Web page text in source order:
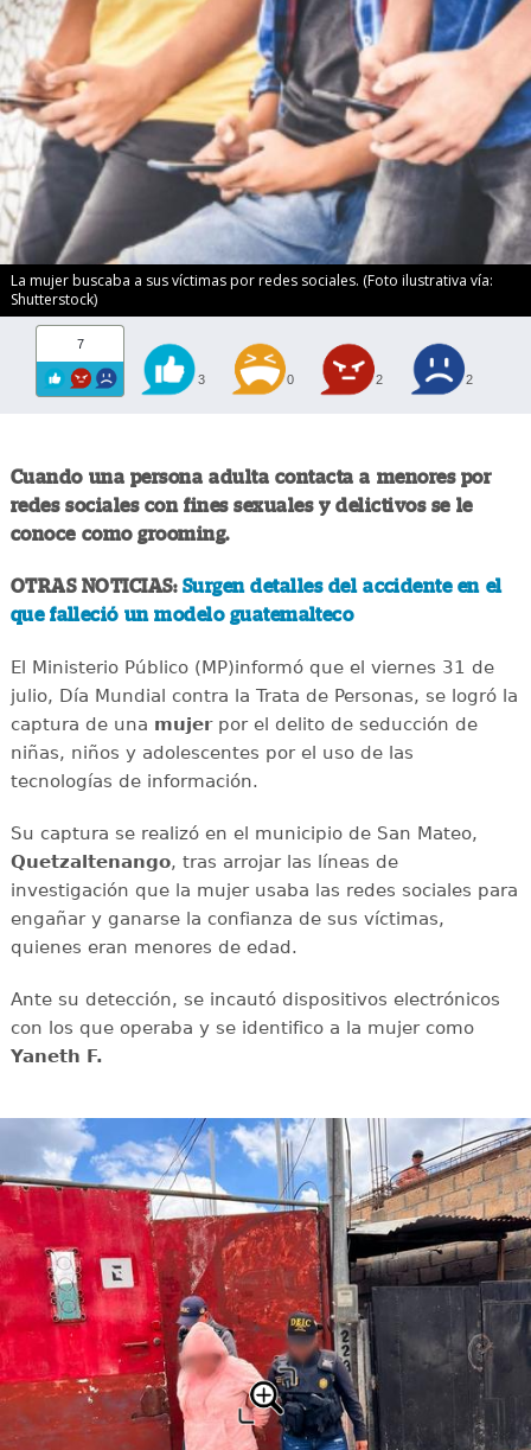
La mujer buscaba a sus víctimas por redes sociales. (Foto ilustrativa vía:
Shutterstock)
7
3 0 2 2
Cuando una persona adulta contacta a menores por
redes sociales con fines sexuales y delictivos se le
conoce como grooming.
OTRAS NOTICIAS:Surgen detalles del accidente en el
que falleció un modelo guatemalteco
El Ministerio Público (MP)informó que el viernes 31 de
julio, Día Mundial contra la Trata de Personas, se logró la
captura de una mujerpor el delito de seducción de
niñas, niños y adolescentes por el uso de las
tecnologías de información.
Su captura se realizó en el municipio de San Mateo,
Quetzaltenango, tras arrojar las líneas de
investigación que la mujer usaba las redes sociales para
engañar y ganarse la confianza de sus víctimas,
quienes eran menores de edad.
Ante su detección, se incautó dispositivos electrónicos
con los que operaba y se identifico a la mujer como
Yaneth F.